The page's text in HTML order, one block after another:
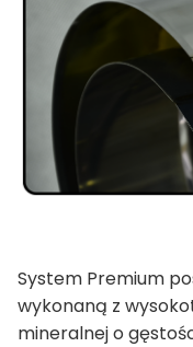
System Premium
wykonaną z
mineralnej o